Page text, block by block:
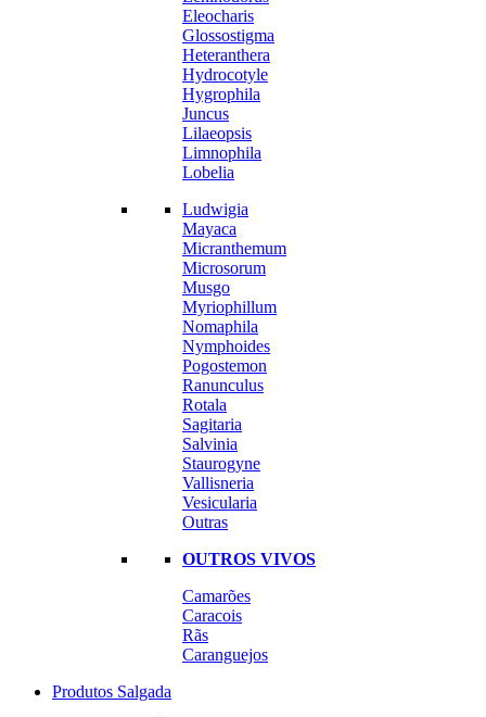
Eleocharis
Glossostigma
Heteranthera
Hydrocotyle
Hygrophila
Juncus
Lilaeopsis
Limnophila
Lobelia
Ludwigia
Mayaca
Micranthemum
Microsorum
Musgo
Myriophillum
Nomaphila
Nymphoides
Pogostemon
Ranunculus
Rotala
Sagitaria
Salvinia
Staurogyne
Vallisneria
Vesicularia
Outras
OUTROS VIVOS
Camarões
Caracois
Rãs
Caranguejos
Produtos Salgada